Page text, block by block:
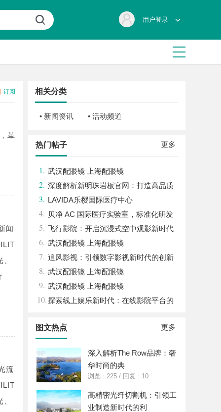
用户登录
订阅
革
闻
流
相关分类
• 新闻资讯 • 活动频道
更多
热门帖子
1. 武汉配眼镜 上海配眼镜
2. 深度解析新明珠岩板官网：打造高品质
岩板行业标杆平台
3. LAVIDA乐樱国际医疗中心
4. 贝净 AC 国际医疗实验室，标准化研发
体系全解析
5. 飞行影院：开启沉浸式空中观影新时代
的科技体验
6. 武汉配眼镜 上海配眼镜
7. 追风影视：引领数字影视新时代的创新
平台
8. 武汉配眼镜 上海配眼镜
9. 武汉配眼镜 上海配眼镜
10.探索线上娱乐新时代：在线影院平台的
更多
图文热点
深入解析The Row品牌：奢
华时尚的典
浏览 : 225 / 回复 : 10
高精密光纤切割机：引领工
业制造新时代的利